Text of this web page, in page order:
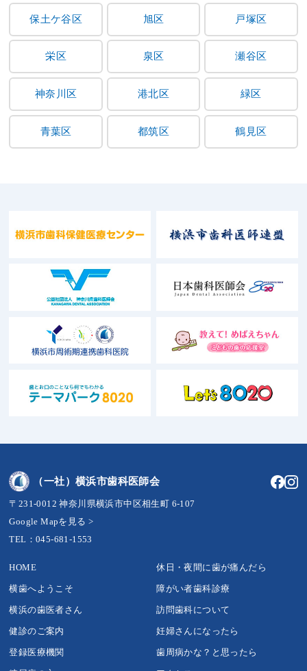
保土ケ谷区 旭区 戸塚区
栄区 泉区 瀬谷区
神奈川区 港北区 緑区
青葉区 都筑区 鶴見区
（一社）横浜市歯科医師会
〒231-0012 神奈川県横浜市中区相生町 6-107
Google Mapを見る >
TEL：045-681-1553
HOME
横歯へようこそ
横浜の歯医者さん
健診のご案内
登録医療機関
休日・夜間に歯が痛んだら
障がい者歯科診療
訪問歯科について
妊婦さんになったら
歯周病かな？と思ったら